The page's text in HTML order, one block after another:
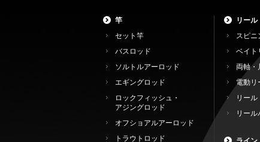
竿
セット竿
バスロッド
ソルトルアーロッド
エギングロッド
ロックフィッシュ・
アジングロッド
オフショアルアーロッド
トラウトロッド
リール
スピニ
ベイト
両軸・
電動リ
リール
リール